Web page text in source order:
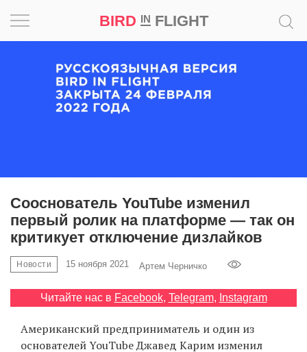
BIRD INFLIGHT
Сооснователь YouTube изменил
первый ролик на платформе — так он
критикует отключение дизлайков
Новости 15 ноября 2021 Артем Черничко
Читайте нас в Facebook, Telegram, Instagram
Американский предприниматель и один из
основателей YouTube Джавед Карим изменил